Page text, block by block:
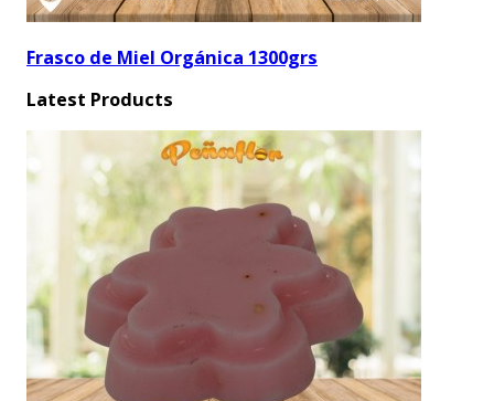
Frasco de Miel Orgánica 1300grs
Latest Products